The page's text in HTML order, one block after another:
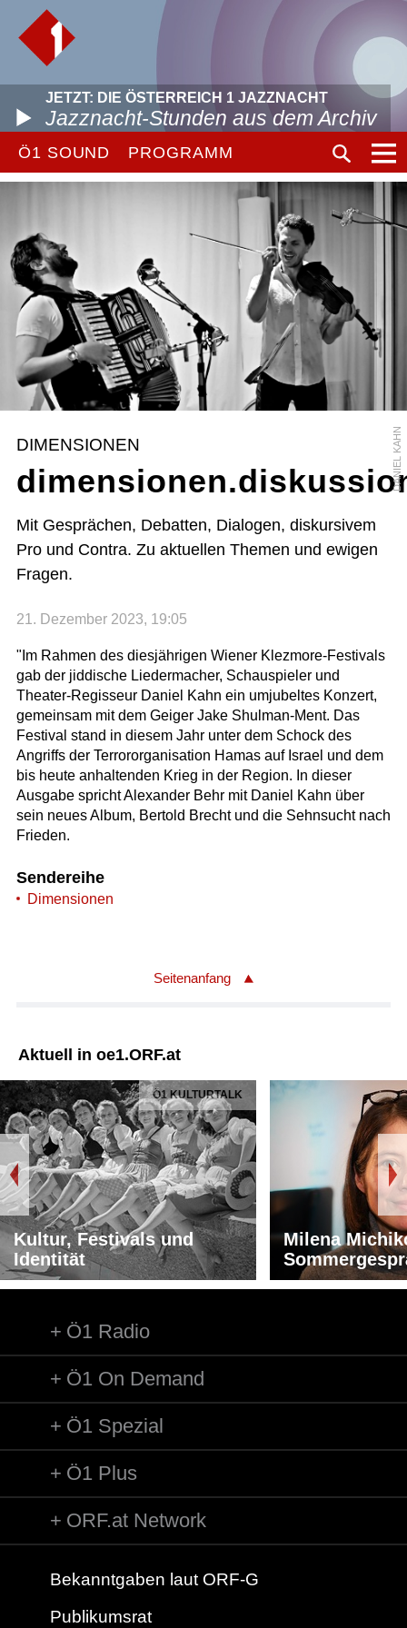
JETZT: DIE ÖSTERREICH 1 JAZZNACHT
Jazznacht-Stunden aus dem Archiv
Ö1 SOUND PROGRAMM
DANIEL KAHN
DIMENSIONEN
Mit Gesprächen, Debatten, Dialogen, diskursivem
Pro und Contra. Zu aktuellen Themen und ewigen
Fragen.
21. Dezember 2023, 19:05
"Im Rahmen des diesjährigen Wiener Klezmore-Festivals
gab der jiddische Liedermacher, Schauspieler und
Theater-Regisseur Daniel Kahn ein umjubeltes Konzert,
gemeinsam mit dem Geiger Jake Shulman-Ment. Das
Festival stand in diesem Jahr unter dem Schock des
Angriffs der Terrororganisation Hamas auf Israel und dem
bis heute anhaltenden Krieg in der Region. In dieser
Ausgabe spricht Alexander Behr mit Daniel Kahn über
sein neues Album, Bertold Brecht und die Sehnsucht nach
Frieden.
Sendereihe
Dimensionen
Seitenanfang
Aktuell in oe1.ORF.at
Ö1 KULTURTALK
Kultur, Festivals und
Identität
Milena
Ö1 Radio
Ö1 On Demand
Ö1 Spezial
Ö1 Plus
ORF.at Network
Bekanntgaben laut ORF-G
Publikumsrat